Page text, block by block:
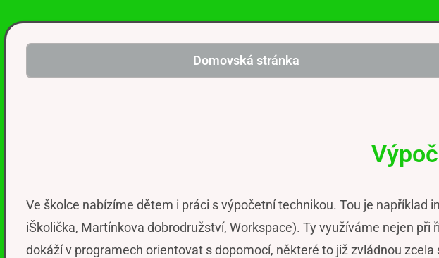
Domovská stránka
Ve školce nabízíme dětem i práci s výpočetní technikou. Tou je
iŠkolička, Martínkova dobrodružství, Workspace). Ty využíváme nejen
dokáží v programech orientovat s dopomocí, některé to již zvládnou zcela